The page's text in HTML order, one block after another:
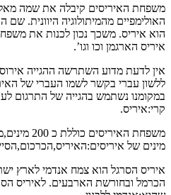
משפחת האיריסים קיבלה את שמה
הוא איריס. משכך נכון לכנות את
איריס הארגמן וכו וגו’.
אין לדעת מדוע השתרשה ההגייה
ללשון עברי בקשר לשמו העברי של
במקומנו נשתמש בהגייה של התרגום
קרי:איריס.
משפחת
מינים של
איריס הסרגל הוא צמח אנדמי לארץ
הכרמל ובחורשת הארבעים. לאיריס